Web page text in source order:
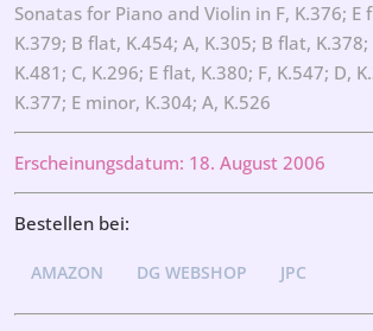
Sonatas for Piano and Violin in F, K.376; E
K.379; B flat, K.454; A, K.305; B flat, K.378;
K.481; C, K.296; E flat, K.380; F, K.547; D,
K.377; E minor, K.304; A, K.526
Erscheinungsdatum: 18. August 2006
Bestellen bei:
AMAZON DG WEBSHOP JPC